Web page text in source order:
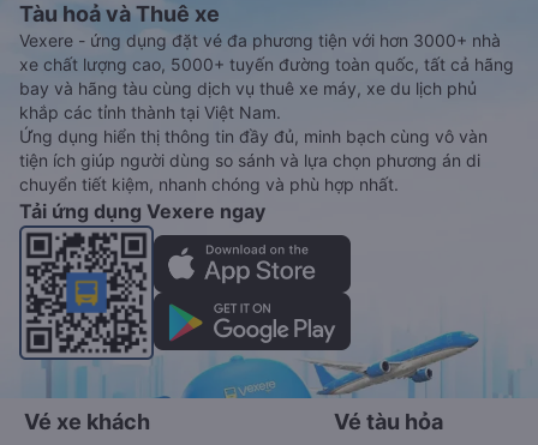
Tàu hoả và Thuê xe
Vexere - ứng dụng đặt vé đa phương tiện với hơn 3000+ nhà
xe chất lượng cao, 5000+ tuyến đường toàn quốc, tất cả hãng
bay và hãng tàu cùng dịch vụ thuê xe máy, xe du lịch phủ
khắp các tỉnh thành tại Việt Nam.
Ứng dụng hiển thị thông tin đầy đủ, minh bạch cùng vô vàn
tiện ích giúp người dùng so sánh và lựa chọn phương án di
chuyển tiết kiệm, nhanh chóng và phù hợp nhất.
Tải ứng dụng Vexere ngay
Vé xe khách Vé tàu hỏa